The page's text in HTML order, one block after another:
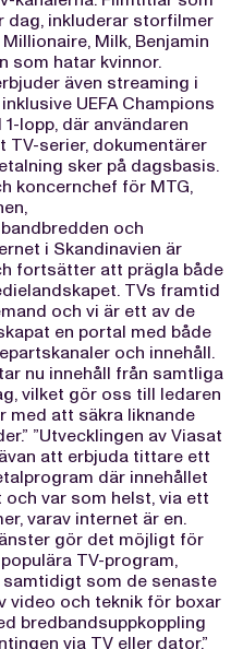
dag, inkluderar storfilmer
Milk, Benjamin
som hatar kvinnor.
även streaming i
UEFA Champions
lopp, där användaren
TV-serier, dokumentärer
sker på dagsbasis.
koncernchef för MTG,
och
i Skandinavien är
fortsätter att prägla både
TVs framtid
och vi är ett av de
en portal med både
och innehåll.
nu innehåll från samtliga
vilket gör oss till ledaren
med att säkra liknande
”Utvecklingen av Viasat
att erbjuda tittare ett
där innehållet
var som helst, via ett
varav internet är en.
gör det möjligt för
TV-program,
som de senaste
video och teknik för boxar
bredbandsuppkoppling
via TV eller dator.”